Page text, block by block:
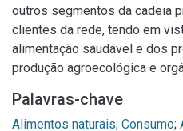
outros segmentos da cadeia
clientes da rede, tendo em
alimentação saudável e dos
produção agroecológica e
Palavras-chave
Alimentos naturais; Consumo;